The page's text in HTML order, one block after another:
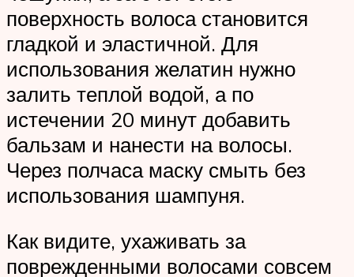
поверхность волоса становится
гладкой и эластичной. Для
использования желатин нужно
залить теплой водой, а по
истечении 20 минут добавить
бальзам и нанести на волосы.
Через полчаса маску смыть без
использования шампуня.
Как видите, ухаживать за
поврежденными волосами совсем